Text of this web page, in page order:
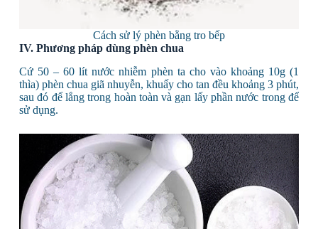
Cách sử lý phèn bằng tro bếp
IV. Phương pháp dùng phèn chua
Cứ 50 – 60 lít nước nhiễm phèn ta cho vào khoảng 10g (1
thìa) phèn chua giã nhuyễn, khuấy cho tan đều khoảng 3 phút,
sau đó để lắng trong hoàn toàn và gạn lấy phần nước trong để
sử dụng.